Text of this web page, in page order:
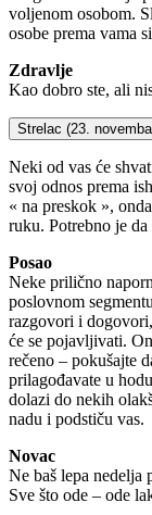
voljenom osobom.
osobe prema vama
Zdravlje
Kao dobro ste, ali
Strelac (23.
Neki od vas će
svoj odnos prema
« na preskok »,
ruku. Potrebno je
Posao
Neke prilično
poslovnom
razgovori i
će se pojavljivati.
rečeno – pokušajte
prilagođavate u
dolazi do nekih
nadu i podstiču vas.
Novac
Ne baš lepa nedelja
Sve što ode – ode